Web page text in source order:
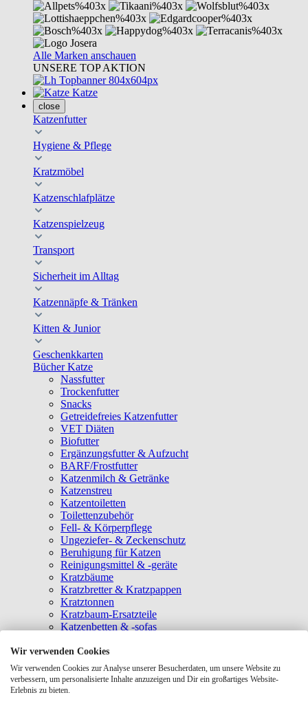
Alle Marken anschauen
UNSERE TOP AKTION
Katze
close
Katzenfutter
Hygiene & Pflege
Kratzmöbel
Katzenschlafplätze
Katzenspielzeug
Transport
Sicherheit im Alltag
Katzennäpfe & Tränken
Kitten & Junior
Geschenkkarten
Bücher Katze
Nassfutter
Trockenfutter
Snacks
Getreidefreies Katzenfutter
VET Diäten
Biofutter
Ergänzungsfutter & Aufzucht
BARF/Frostfutter
Katzenmilch & Getränke
Katzenstreu
Katzentoiletten
Toilettenzubehör
Fell- & Körperpflege
Ungeziefer- & Zeckenschutz
Beruhigung für Katzen
Reinigungsmittel & -geräte
Kratzbäume
Kratzbretter & Kratzpappen
Kratztonnen
Kratzbaum-Ersatzteile
Katzenbetten & -sofas
Katzenhäuser
Hängematten & Fensterliegeplätze
Katzendecken & -matten
Baldrian- & Catnipspielzeug
Wir verwenden Cookies
Wir verwenden Cookies zur Analyse unserer Besucherdaten, um unsere Website zu
verbessern, um personalisierte Inhalte anzuzeigen und Dir ein großartiges Website-
Erlebnis zu bieten.